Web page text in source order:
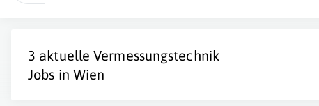
3 aktuelleVermessungstechnik
Jobs in Wien